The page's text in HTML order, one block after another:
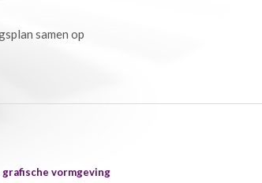
samen op
grafische vormgeving